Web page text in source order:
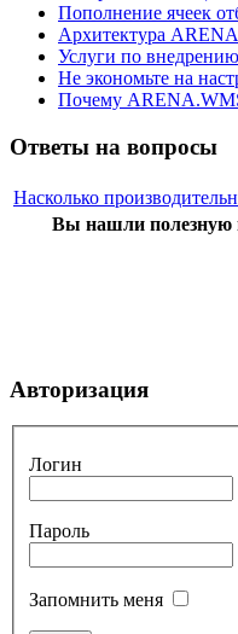
Пополнение ячеек
Архитектура
Услуги по
Не экономьте на
Почему
Ответы на вопросы
Насколько
Вы нашли полезную
Авторизация
Логин
Пароль
Запомнить меня